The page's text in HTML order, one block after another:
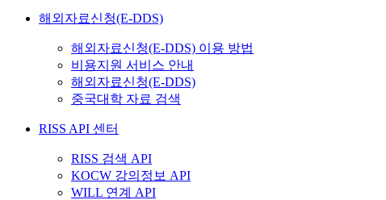
해외자료신청(E-DDS)
해외자료신청(E-DDS) 이용 방법
비용지원 서비스 안내
해외자료신청(E-DDS)
중국대학 자료 검색
RISS API 센터
RISS 검색 API
KOCW 강의정보 API
WILL 연계 API